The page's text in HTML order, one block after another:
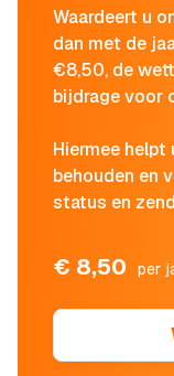
Waardeert u
dan met de
€8,50, de
bijdrage voor
Hiermee
behouden en
status en
€ 8,50 per